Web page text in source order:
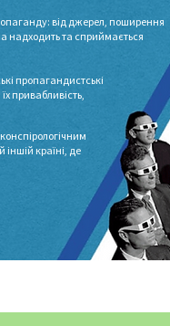
від джерел, поширення
надходить та сприймається
пропагандистські
привабливість,
іншій країні, де